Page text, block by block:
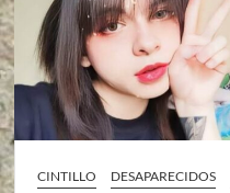
CINTILLO DESAPARECIDOS